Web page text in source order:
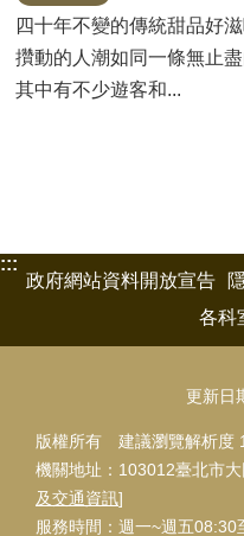
四十年不變的傳統甜品好
攢動的人潮如同一條無止
其中有不少遊客和...
:::
政府網站資料開放宣告
各科
更新日
版權所有 建議瀏覽解析度
機關地址：103012臺北市
及交通資訊]
服務時間：週一~週五08:30